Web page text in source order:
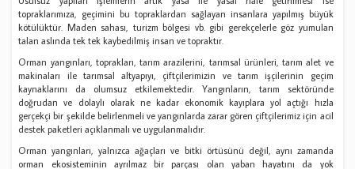
topraklarımıza, geçimini bu topraklardan sağlayan insanlara yapılmış büyük
kötülüktür. Maden sahası, turizm bölgesi vb. gibi gerekçelerle göz yumulan
talan aslında tek tek kaybedilmiş insan ve topraktır.
Orman yangınları, toprakları, tarım arazilerini, tarımsal ürünleri, tarım alet ve
makinaları ile tarımsal altyapıyı, çiftçilerimizin ve tarım işçilerinin geçim
kaynaklarını da olumsuz etkilemektedir. Yangınların, tarım sektöründe
doğrudan ve dolaylı olarak ne kadar ekonomik kayıplara yol açtığı hızla
gerçekçi bir şekilde belirlenmeli ve yangınlarda zarar gören çiftçilerimiz için acil
destek paketleri açıklanmalı ve uygulanmalıdır.
Orman yangınları, yalnızca ağaçları ve bitki örtüsünü değil, aynı zamanda
orman ekosisteminin ayrılmaz bir parçası olan yaban hayatını da yok